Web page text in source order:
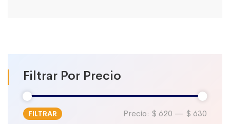
Filtrar Por Precio
Precio
Precio
FILTRAR Precio: $ 620 — $ 630